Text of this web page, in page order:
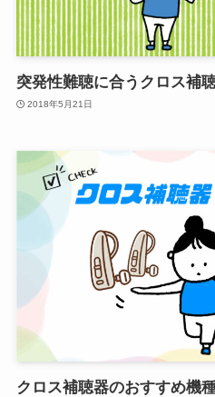
突発性難聴に合うクロス補
2018年5月21日
クロス補聴器のおすすめ機